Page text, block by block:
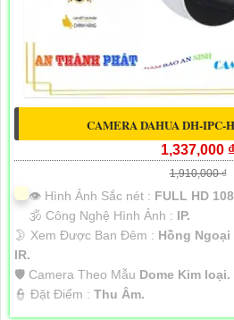
CAMERA DAHUA DH-IPC-
1,337,000 ₫
1,910,000 ₫
👁 Hình Ảnh Sắc nét : FULL HD
🕉️ Công Nghệ Hình Ảnh : IP.
🌛 Xem Được Ban Đêm : Hồng Ngoại
IR.
🛡 Camera Theo Mẫu Dome Kim loại.
️👮 Đặt Điểm : Thu Âm.